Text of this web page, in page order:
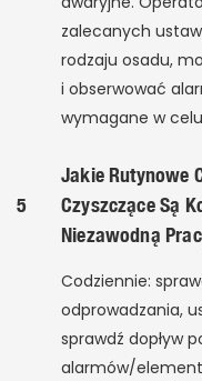
zalecanych
rodzaju osadu,
i obserwować
wymagane w
5
Jakie Rutynowe
Czyszczące Są
Niezawodną
Codziennie:
odprowadzania,
sprawdź dopływ
alarmów/